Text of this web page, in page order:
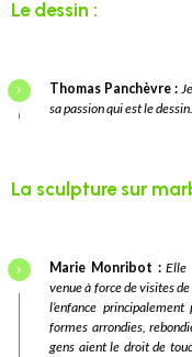
Le dessin :
Thomas Panchèvre :
sa passion qui est le dessin.
La sculpture sur
Marie Monribot :Elle
venue à force de visites
l’enfance
formes arrondies,
gens aient le droit de